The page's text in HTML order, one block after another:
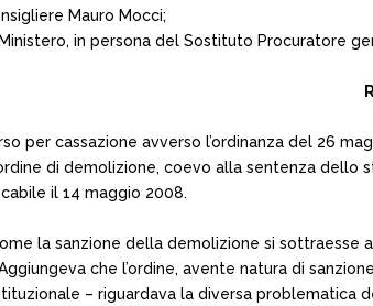
Mauro Mocci;
in persona del Sostituto Procuratore
per cassazione avverso l’ordinanza del 26
di demolizione, coevo alla sentenza
il 14 maggio 2008.
la sanzione della demolizione si
che l’ordine, avente natura di
– riguardava la diversa